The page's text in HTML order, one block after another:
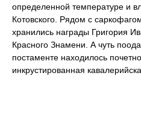
определенной температуре и
Котовского. Рядом с
хранились награды Григория
Красного Знамени. А чуть
постаменте находилось
инкрустированная